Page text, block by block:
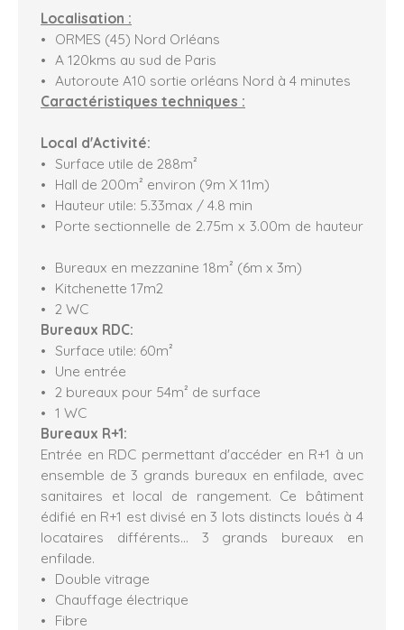
Localisation :
ORMES (45) Nord Orléans
A 120kms au sud de Paris
Autoroute A10 sortie orléans Nord à 4 minutes
Caractéristiques techniques :
Local d'Activité:
Surface utile de 288m²
Hall de 200m² environ (9m X 11m)
Hauteur utile: 5.33max / 4.8 min
Porte sectionnelle de 2.75m x 3.00m de hauteur
Bureaux en mezzanine 18m² (6m x 3m)
Kitchenette 17m2
2 WC
Bureaux RDC:
Surface utile: 60m²
Une entrée
2 bureaux pour 54m² de surface
1 WC
Bureaux R+1:
Entrée en RDC permettant d'accéder en R+1 à un
ensemble de 3 grands bureaux en enfilade, avec
sanitaires et local de rangement. Ce bâtiment
édifié en R+1 est divisé en 3 lots distincts loués à 4
locataires différents... 3 grands bureaux en
enfilade.
Double vitrage
Chauffage électrique
Fibre